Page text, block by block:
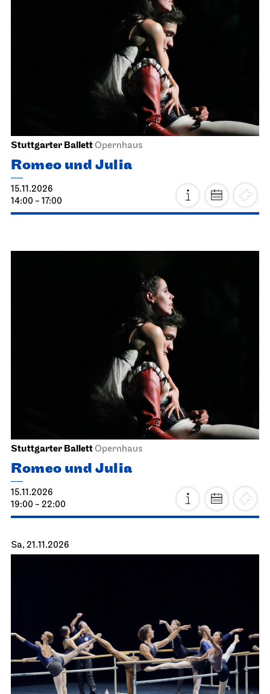
Stuttgarter BallettOpernhaus
Romeo und Julia
15.11.2026
14:00 - 17:00
Stuttgarter BallettOpernhaus
Romeo und Julia
15.11.2026
19:00 - 22:00
Sa, 21.11.2026